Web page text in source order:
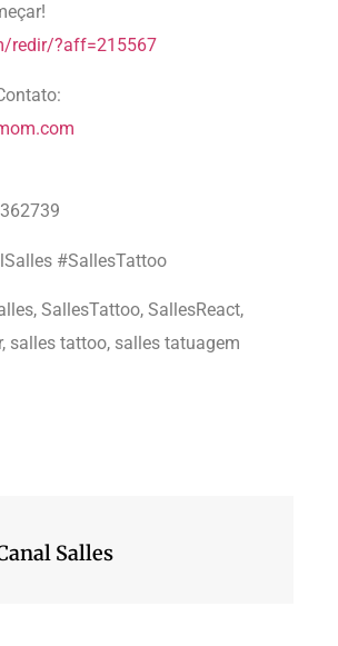
redir/?aff=215567
#SallesTattoo
SallesTattoo, SallesReact,
salles tattoo, salles tatuagem
Salles